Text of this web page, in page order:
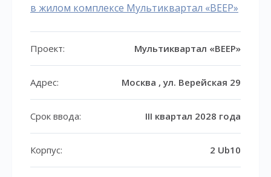
в жилом комплексе Мультиквартал «ВЕЕР»
Проект: Мультиквартал «ВЕЕР»
Адрес: Москва , ул. Верейская 29
Срок ввода: III квартал 2028 года
Корпус: 2 Ub10